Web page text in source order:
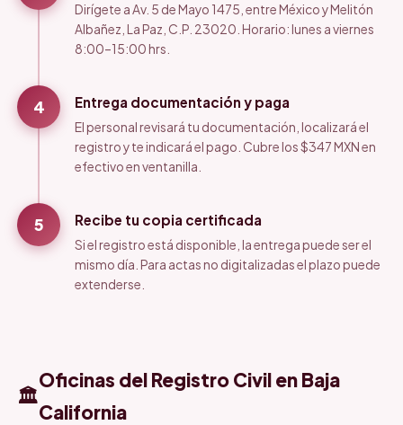
Dirígete a Av. 5 de Mayo 1475, entre México y Melitón
Albañez, La Paz, C.P. 23020. Horario: lunes a viernes
8:00–15:00 hrs.
4 Entrega documentación y paga
El personal revisará tu documentación, localizará el
registro y te indicará el pago. Cubre los $347 MXN en
efectivo en ventanilla.
5 Recibe tu copia certificada
Si el registro está disponible, la entrega puede ser el
mismo día. Para actas no digitalizadas el plazo puede
extenderse.
🏛️
Oficinas del Registro Civil en Baja
California